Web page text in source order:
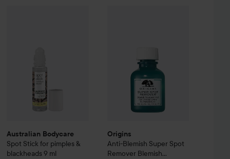
Australian Bodycare
Spot Stick for pimples &
blackheads9 ml
Origins
Anti-Blemish Super Spot
Remover Blemish